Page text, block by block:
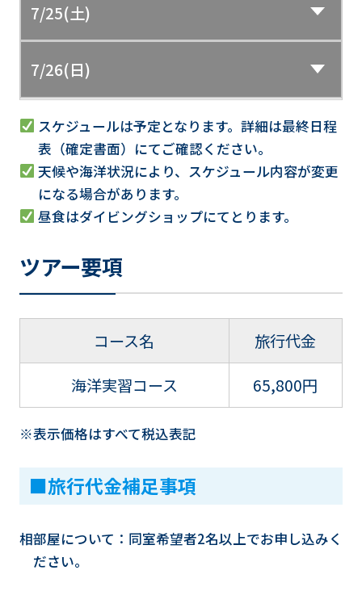
7/25(土)
7/26(日)
スケジュールは予定となります。詳細は最終日程
表（確定書面）にてご確認ください。
天候や海洋状況により、スケジュール内容が変更
になる場合があります。
昼食はダイビングショップにてとります。
ツアー要項
コース名
旅行代金
海洋実習コース
65,800円
※表示価格はすべて税込表記
■旅行代金補足事項
相部屋について：同室希望者2名以上でお申し込みく
ださい。